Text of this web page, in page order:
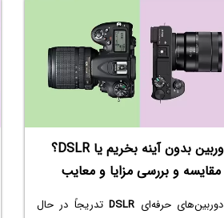
دوربین بدون آینه بخریم یا DSLR؟
مقایسه و بررسی مزایا و معایب
دوربین‌های حرفه‌ای DSLRتدریجاً در حال